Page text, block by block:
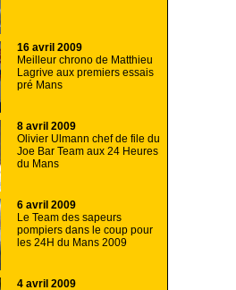
16 avril 2009
Meilleur chrono de Matthieu
Lagrive aux premiers essais
pré Mans
8 avril 2009
Olivier Ulmann chef de file du
Joe Bar Team aux 24 Heures
du Mans
6 avril 2009
Le Team des sapeurs
pompiers dans le coup pour
les 24H du Mans 2009
4 avril 2009